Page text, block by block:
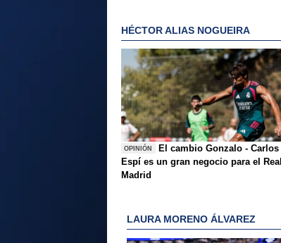
HÉCTOR ALIAS NOGUEIRA
OPINIÓN
El cambio Gonzalo - Carlos
Espí es un gran negocio para el Real
Madrid
LAURA MORENO ÁLVAREZ